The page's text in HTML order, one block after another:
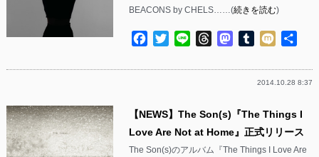
BEACONS by CHELS……(続きを読む)
Facebook
TwitterLine ThreadsMastodon
Tumblr
Mixi
2014.10.28 8:37
【NEWS】The Son(s)『The Things I
Love Are Not at Home』正式リリース
The Son(s)のアルバム『The Things I Love Are